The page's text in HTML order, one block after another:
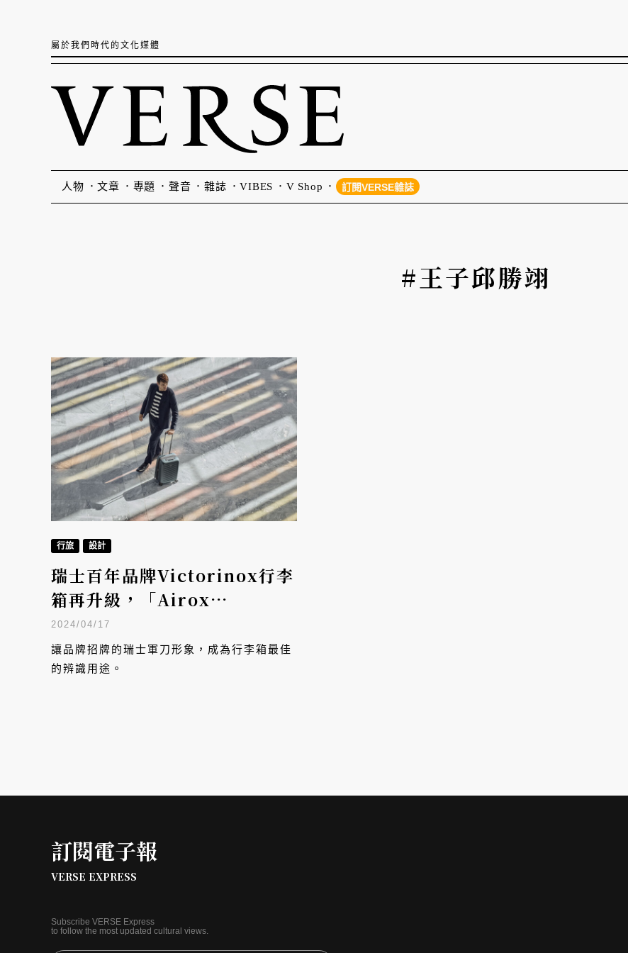
屬於我們時代的文化媒體
人物 文章 專題 聲音 雜誌 VIBES V Shop 訂閱VERSE雜誌
#王子邱勝翊
行旅 設計
瑞士百年品牌Victorinox行李
箱再升級，「Airox
Advanced」客製化刀殼展現
個人美學
2024/04/17
讓品牌招牌的瑞士軍刀形象，成為行李箱最佳
的辨識用途。
訂閱電子報
VERSE EXPRESS
Subscribe VERSE Express
to follow the most updated cultural views.